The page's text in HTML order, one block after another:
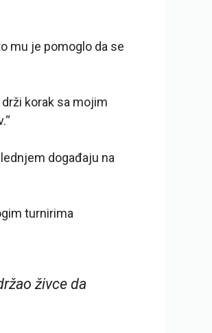
mu je pomoglo da se
korak sa mojim
događaju na
turnirima
živce da